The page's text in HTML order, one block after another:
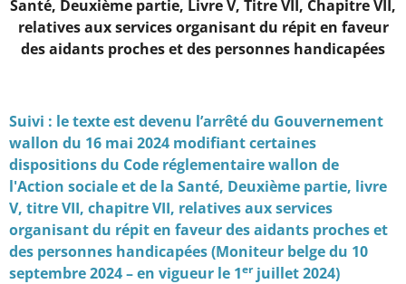
Santé, Deuxième partie, Livre V, Titre VII, Chapitre VII,
relatives aux services organisant du répit en faveur
des aidants proches et des personnes handicapées
Suivi : le texte est devenu l’arrêté du Gouvernement
wallon du 16 mai 2024 modifiant certaines
dispositions du Code réglementaire wallon de
l'Action sociale et de la Santé, Deuxième partie, livre
V, titre VII, chapitre VII, relatives aux services
organisant du répit en faveur des aidants proches et
des personnes handicapées (Moniteur belge du 10
septembre 2024 – en vigueur le 1erjuillet 2024)